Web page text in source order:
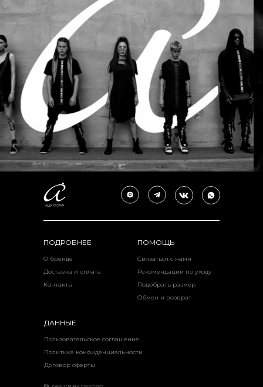
ПОДРОБНЕЕ
ДАННЫЕ
ПОМОЩЬ
О бренде
Доставка и оплата
Контакты
Пользовательское соглашение
Политика конфиденциальности
Договор оферты
Связаться с нами
Рекомендации по уходу
Подобрать размер
Обмен и возврат